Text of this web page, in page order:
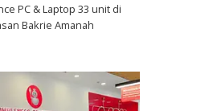
PC & Laptop 33 unit di
Bakrie Amanah